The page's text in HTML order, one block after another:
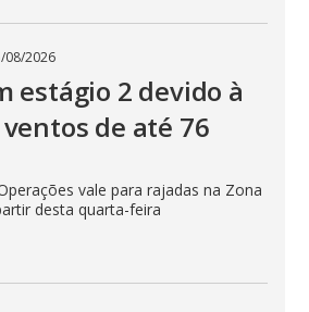
08/2026
estágio 2 devido à
de até 76
vale para rajadas na Zona
desta quarta-feira